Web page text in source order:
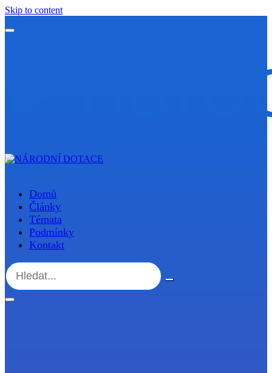
Skip to content
Domů
Články
Témata
Podmínky
Kontakt